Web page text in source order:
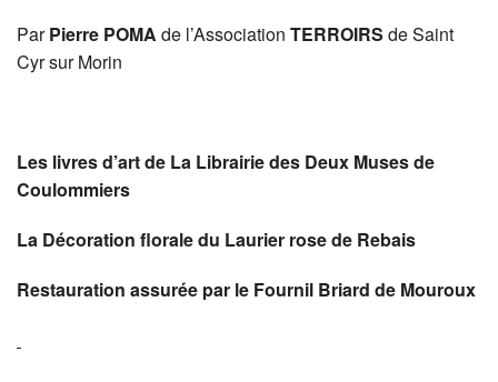
ParPierre POMA de l’Association TERROIRS de Saint
Cyr sur Morin
Les livres d’art de La Librairie des Deux Muses de
Coulommiers
La Décoration florale du Laurier rose de Rebais
Restauration assurée par le Fournil Briard de Mouroux